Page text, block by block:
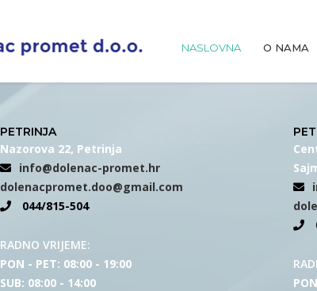
NASLOVNA O NAMA
PETRINJA
Nazorova 22, Petrinja
info@dolenac-promet.hr
dolenacpromet.doo@gmail.com
044/815-504
RADNO VRIJEME:
PON - PET: 08:00 - 19:00
SUB: 08:00 - 14:00